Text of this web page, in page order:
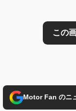
Motor Fan のニ